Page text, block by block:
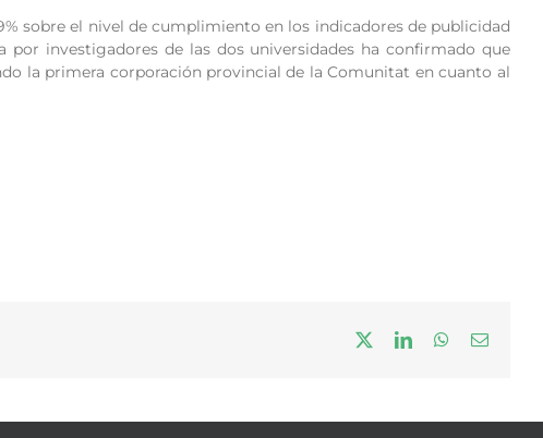
sobre el nivel de cumplimiento en los indicadores de publicidad
investigadores de las dos universidades ha confirmado que
la primera corporación provincial de la Comunitat en cuanto al
LinkedInWhatsApp
Correo